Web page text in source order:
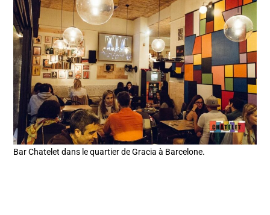
Bar Chatelet dans le quartier de Gracia à Barcelone.